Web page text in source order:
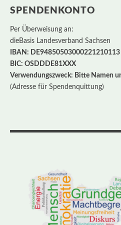
SPENDENKONTO
Per Überweisung an:
dieBasis Landesverband Sachsen
IBAN: DE94850503000221210113
BIC: OSDDDE81XXX
Verwendungszweck: Bitte Namen
(Adresse für Spendenquittung)